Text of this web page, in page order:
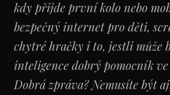
kdy přijde první kolo nebo
bezpečný internet pro děti,
chytré hračky i to, jestli může
inteligence dobrý pomocník
Dobrá zpráva? Nemusíte být